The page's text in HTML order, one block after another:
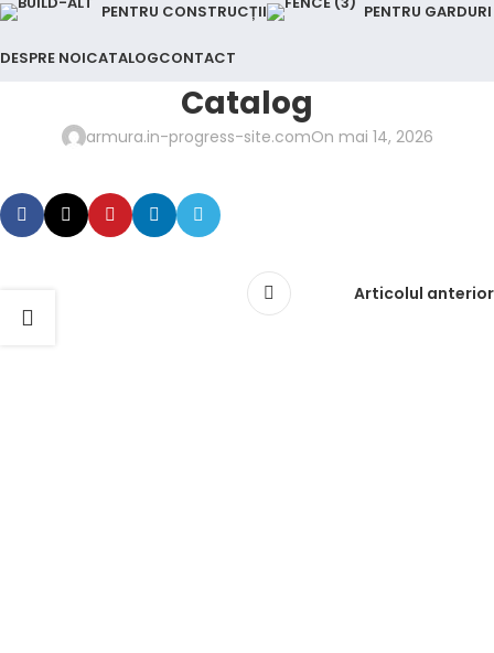
PENTRU CONSTRUCȚII PENTRU GARDURI
DESPRE NOICATALOGCONTACT
Catalog
armura.in-progress-site.comOn mai 14, 2026
Articolul anterior